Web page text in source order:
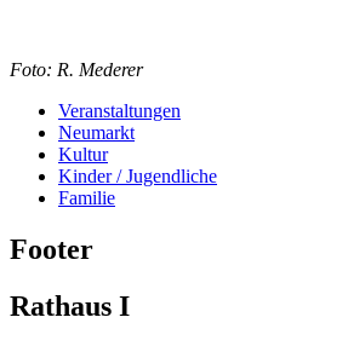
Foto: R. Mederer
Veranstaltungen
Neumarkt
Kultur
Kinder / Jugendliche
Familie
Footer
Rathaus I